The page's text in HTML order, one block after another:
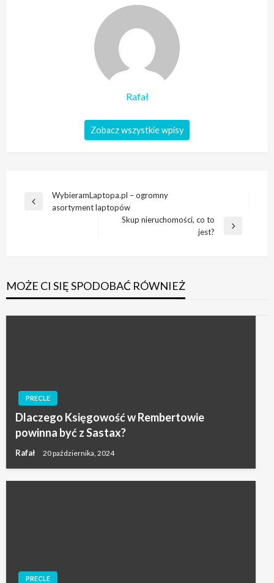
Rafał
Zobacz wszystkie wpisy
Nawigacja
wpisu
Poprzedni
WybieramLaptopa.pl – ogromny
asortyment laptopów
Skup nieruchomości, co to
jest?
MOŻE CI SIĘ SPODOBAĆ RÓWNIEŻ
PRECLE
Dlaczego Księgowość w Rembertowie
powinna być z Sastax?
Rafał 20 października, 2024
PRECLE